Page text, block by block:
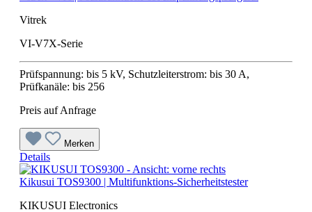
Vitrek
VI-V7X-Serie
Prüfspannung: bis 5 kV, Schutzleiterstrom: bis 30 A,
Prüfkanäle: bis 256
Preis auf Anfrage
Merken
Details
Kikusui TOS9300 | Multifunktions-Sicherheitstester
KIKUSUI Electronics